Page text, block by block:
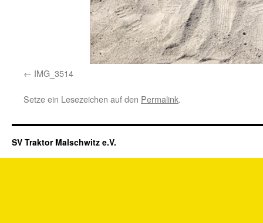
IMG_3514
Setze ein Lesezeichen auf den Permalink.
SV Traktor Malschwitz e.V.